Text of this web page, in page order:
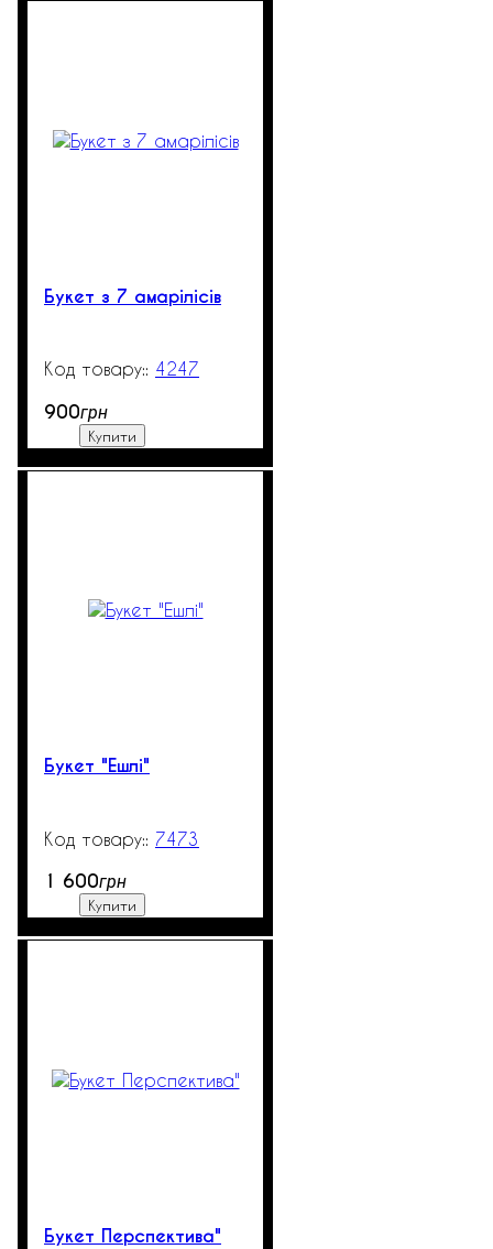
Букет з 7 амарілісів
4247
900грн
Купити
Букет "Ешлі"
7473
1 600грн
Купити
Букет Перспектива"